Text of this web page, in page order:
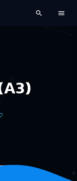
search menu